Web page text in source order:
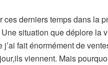
ces derniers temps dans la
situation que déplore la
fait énormément de
viennent. Mais